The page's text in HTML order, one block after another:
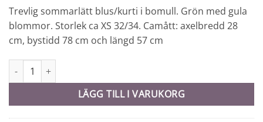
Trevlig sommarlätt blus/kurti i bomull. Grön med gula
blommor. Storlek ca XS 32/34. Camått: axelbredd 28
cm, bystidd 78 cm och längd 57 cm
Kurti - 8226 mängd
LÄGG TILL I VARUKORG